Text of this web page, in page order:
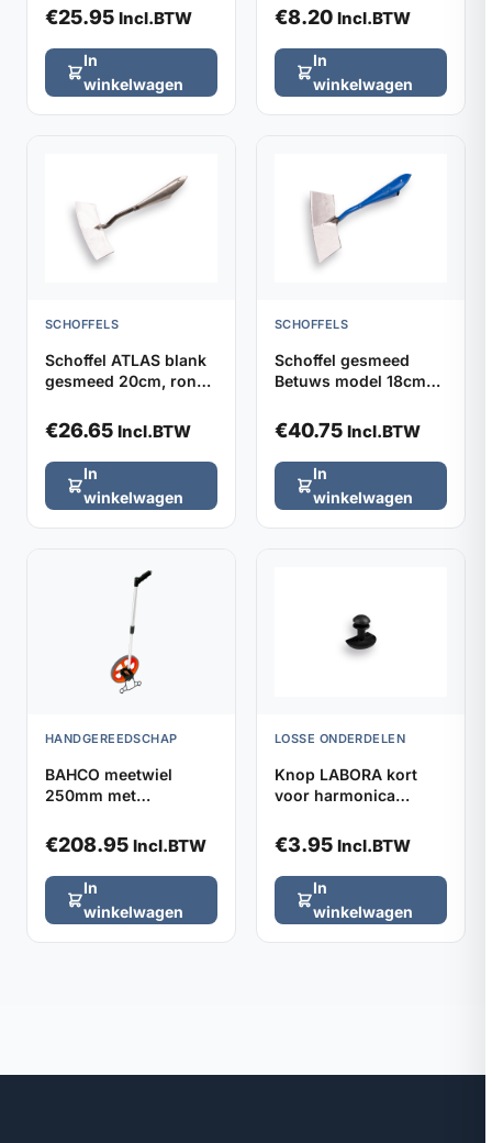
€25.95 Incl.BTW
In
winkelwagen
€8.20 Incl.BTW
In
winkelwagen
SCHOFFELS
Schoffel ATLAS blank
gesmeed 20cm, rond
€26.65 Incl.BTW
In
winkelwagen
SCHOFFELS
Schoffel gesmeed
Betuws model 18cm
€40.75 Incl.BTW
In
winkelwagen
HANDGEREEDSCHAP
BAHCO meetwiel
250mm met
€208.95 Incl.BTW
In
winkelwagen
LOSSE ONDERDELEN
Knop LABORA kort
voor harmonica
verpakt per 2
€3.95 Incl.BTW
In
winkelwagen